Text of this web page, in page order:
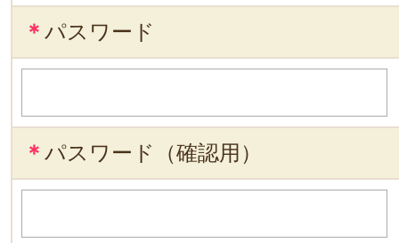
＊ パスワード
＊ パスワード（確認用）